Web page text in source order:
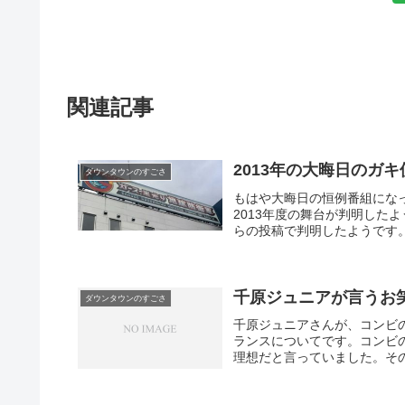
関連記事
ダウンタウンのすごさ 2013年の大晦日のガ
もはや大晦日の恒例番組に
2013年度の舞台が判明した
らの投稿で判明したようで
ダウンタウンのすごさ 千原ジュニアが言うお
千原ジュニアさんが、コンビ
ランスについてです。コンビ
理想だと言っていました。そ